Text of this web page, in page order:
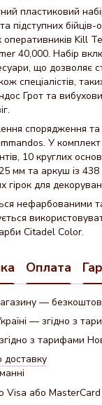
пластиковий
підступних бійців-
оперативників Kill
40,000. Набір
що дозволяє
спеціалістів,
Грот та
спорядження та
У
10 круглих
мм та аркуш із 438
гірок для
нефарбованими
Citadel Color.
Оплата
—
— згідно з
з тарифами
доставку
Visa або MasterCard